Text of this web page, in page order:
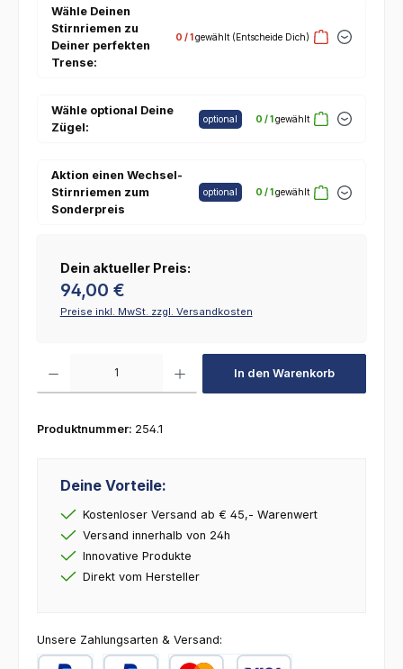
Wähle Deinen
Stirnriemen zu
Deiner perfekten
Trense:
0 / 1gewählt (Entscheide Dich)
Wähle optional Deine
Zügel:
optional 0 / 1gewählt
Aktion einen Wechsel-
Stirnriemen zum
Sonderpreis
optional 0 / 1gewählt
Dein aktueller Preis:
94,00 €
Preise inkl. MwSt. zzgl. Versandkosten
In den Warenkorb
Produktnummer: 254.1
Deine Vorteile:
Kostenloser Versand ab € 45,- Warenwert
Versand innerhalb von 24h
Innovative Produkte
Direkt vom Hersteller
Unsere Zahlungsarten & Versand: